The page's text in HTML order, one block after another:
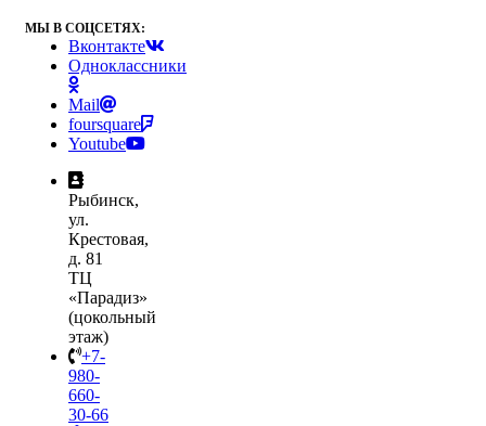
МЫ В СОЦСЕТЯХ:
Вконтакте
Одноклассники
Mail
foursquare
Youtube
Рыбинск,
ул.
Крестовая,
д. 81
ТЦ
«Парадиз»
(цокольный
этаж)
+7-
980-
660-
30-66